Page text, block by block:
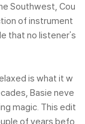
Southwest, Cou
of instrument
that no listener's
is what it w
Basie neve
magic. This edit
of years befo